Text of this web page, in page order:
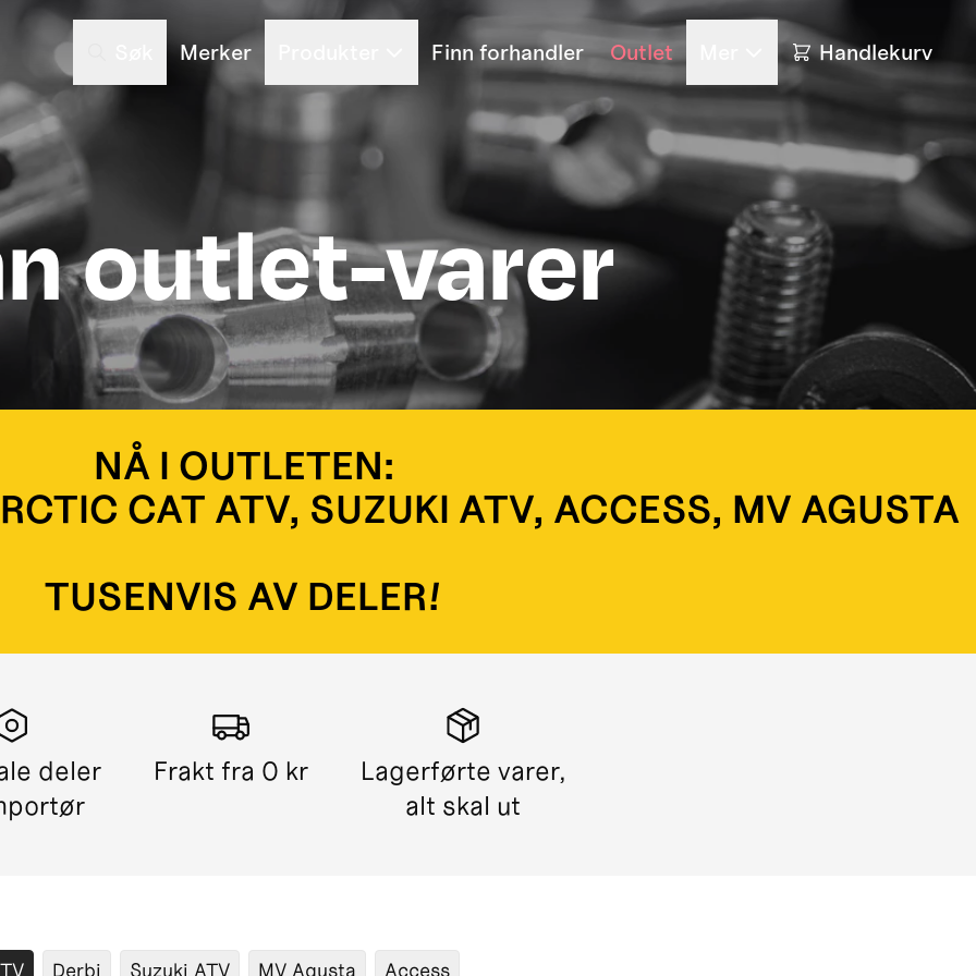
Merker Finn forhandler Outlet Handlekurv
outlet-varer
NÅ I OUTLETEN:
CAT ATV, SUZUKI ATV, ACCESS, MV AGUSTA
TUSENVIS AV DELER!
deler
Frakt fra 0 kr
Lagerførte varer,
alt skal ut
Derbi Suzuki ATV MV Agusta Access